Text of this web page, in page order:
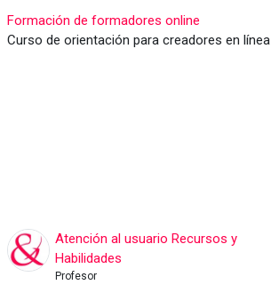
Formación de formadores online
Curso de orientación para creadores en línea
Atención al usuario Recursos y
Habilidades
Profesor